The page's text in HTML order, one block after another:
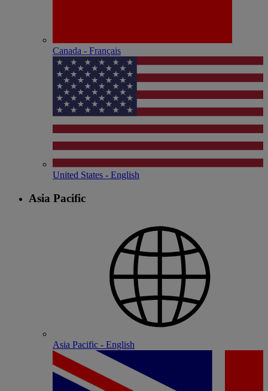
Canada - Français
United States - English
Asia Pacific
Asia Pacific - English